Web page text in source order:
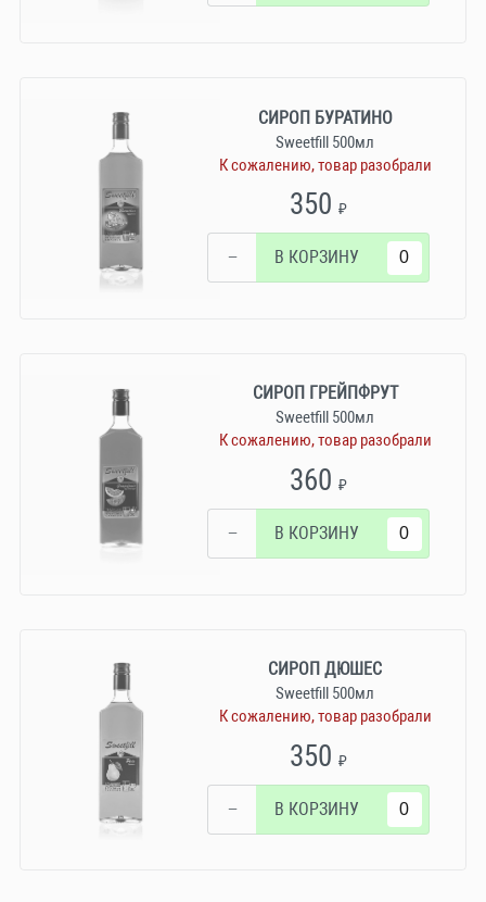
СИРОП БУРАТИНО
Sweetfill 500мл
К сожалению, товар разобрали
350₽
− В КОРЗИНУ
СИРОП ГРЕЙПФРУТ
Sweetfill 500мл
К сожалению, товар разобрали
360₽
− В КОРЗИНУ
СИРОП ДЮШЕС
Sweetfill 500мл
К сожалению, товар разобрали
350₽
− В КОРЗИНУ